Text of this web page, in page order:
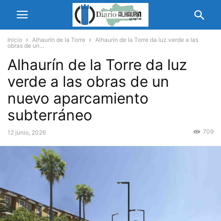
Inicio Alhaurín de la Torre
Alhaurín de la Torre da luz verde a las
obras de un...
Alhaurín de la Torre da luz
verde a las obras de un
nuevo aparcamiento
subterráneo
12 junio, 2026 709